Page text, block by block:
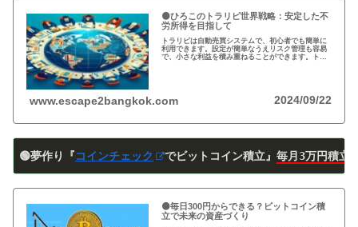
🟠ひろこのトラリピ世界戦略：安定した不
労所得を目指して
トラリピは自動売買システムで、初心者でも簡単に
利用できます。設定が簡単なうえリスク管理も容易
で、小さな利益を積み重ねることができます。トラ
www.escape2bangkok.com 2024/09/22
🟢夢作り『コインチェック でビットコイン積立』 毎月3万円積立
🟠毎日300円からできる？ビットコイン積
立で未来の資産づくり